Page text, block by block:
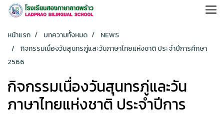
หน้าแรก บทความทั้งหมด
NEWS
กิจกรรมเนื่องวันสุนทรภู่และวันภาษาไทยแห่งชาติ ประจำปีการศึกษา
2566
กิจกรรมเนื่องวันสุนทรภู่และวัน
ภาษาไทยแห่งชาติ ประจำปีการ